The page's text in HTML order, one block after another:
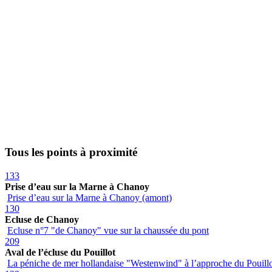
Tous les points à proximité
133
Prise d’eau sur la Marne à Chanoy
Prise d’eau sur la Marne à Chanoy (amont)
130
Ecluse de Chanoy
Ecluse n°7 "de Chanoy" vue sur la chaussée du pont
209
Aval de l’écluse du Pouillot
La péniche de mer hollandaise "Westenwind" à l’approche du